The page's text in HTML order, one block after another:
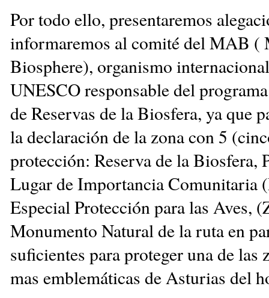
Por todo ello, presentaremos
informaremos al comité del MAB (
Biosphere), organismo
UNESCO responsable del
de Reservas de la Biosfera, ya que
la declaración de la zona con 5
protección: Reserva de la Biosfera,
Lugar de Importancia Comunitaria
Especial Protección para las Aves,
Monumento Natural de la ruta en
suficientes para proteger una de las
mas emblemáticas de Asturias del